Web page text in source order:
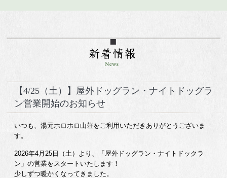
【4/25（土）】屋外ドッグラン・ナイトドッグラ
ン営業開始のお知らせ
いつも、湯元ホロホロ山荘をご利用いただきありがとうございま
す。
2026年4月25日（土）より、「屋外ドッグラン・ナイトドックラ
ン」の営業をスタートいたします！
少しずつ暖かくなってきました。